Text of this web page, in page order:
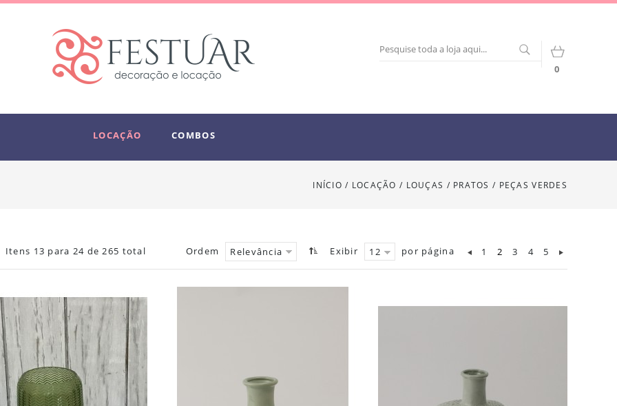
0
LOCAÇÃO COMBOS
INÍCIO / LOCAÇÃO / LOUÇAS / PRATOS/ PEÇAS VERDES
Itens 13 para 24 de 265 total 1 2 3 4 5
Exibir 12 por página
Ordem Relevância